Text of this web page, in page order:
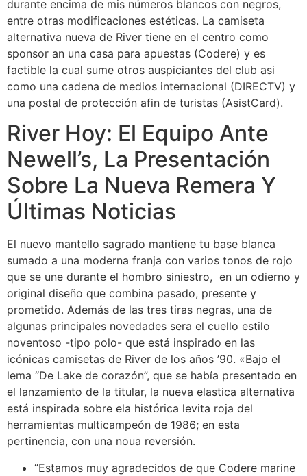
durante encima de mis números blancos con negros,
entre otras modificaciones estéticas. La camiseta
alternativa nueva de River tiene en el centro como
sponsor an una casa para apuestas (Codere) y es
factible la cual sume otros auspiciantes del club asi
como una cadena de medios internacional (DIRECTV) y
una postal de protección afin de turistas (AsistCard).
River Hoy: El Equipo Ante
Newell’s, La Presentación
Sobre La Nueva Remera Y
Últimas Noticias
El nuevo mantello sagrado mantiene tu base blanca
sumado a una moderna franja con varios tonos de rojo
que se une durante el hombro siniestro, en un odierno y
original diseño que combina pasado, presente y
prometido. Además de las tres tiras negras, una de
algunas principales novedades sera el cuello estilo
noventoso -tipo polo- que está inspirado en las
icónicas camisetas de River de los años ’90. «Bajo el
lema “De Lake de corazón”, que se había presentado en
el lanzamiento de la titular, la nueva elastica alternativa
está inspirada sobre ela histórica levita roja del
herramientas multicampeón de 1986; en esta
pertinencia, con una noua reversión.
“Estamos muy agradecidos de que Codere marine